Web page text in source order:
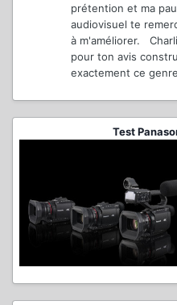
prétention et ma
audiovisuel te
à m'améliorer.
pour ton avis
exactement ce
Test